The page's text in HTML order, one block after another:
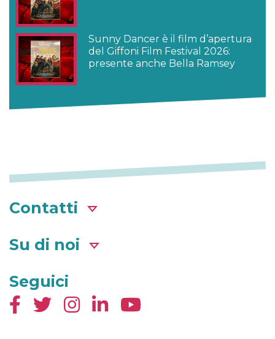
Sunny Dancer è il film d’apertura
del Giffoni Film Festival 2026:
presente anche Bella Ramsey
Contatti
Su di noi
Seguici